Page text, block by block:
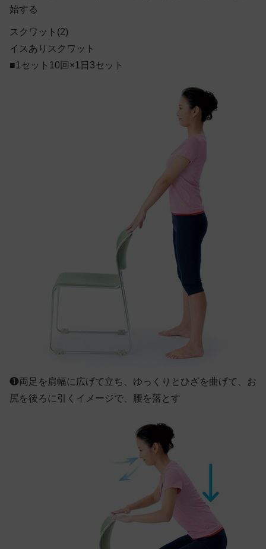
始する
スクワット(2)
イスありスクワット
■1セット10回×1日3セット
❶両足を肩幅に広げて立ち、ゆっくりとひざを曲げて、お
尻を後ろに引くイメージで、腰を落とす